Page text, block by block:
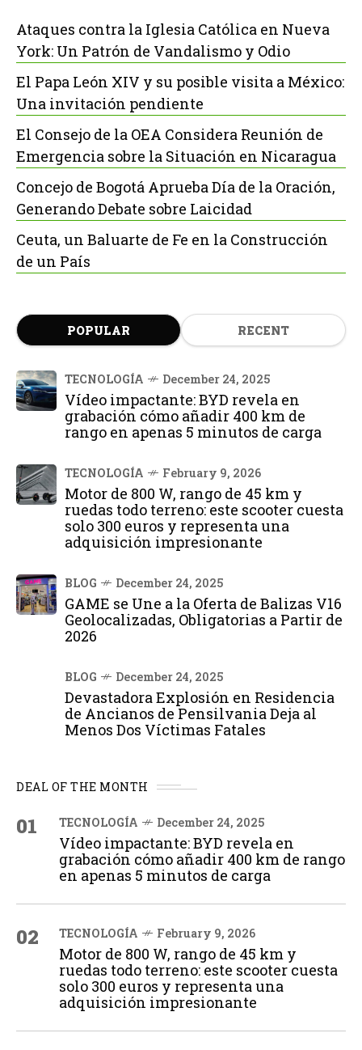
Ataques contra la Iglesia Católica en Nueva
York: Un Patrón de Vandalismo y Odio
El Papa León XIV y su posible visita a México:
Una invitación pendiente
El Consejo de la OEA Considera Reunión de
Emergencia sobre la Situación en Nicaragua
Concejo de Bogotá Aprueba Día de la Oración,
Generando Debate sobre Laicidad
Ceuta, un Baluarte de Fe en la Construcción
de un País
POPULAR RECENT
TECNOLOGÍA December 24, 2025
Vídeo impactante: BYD revela en
grabación cómo añadir 400 km de
rango en apenas 5 minutos de carga
TECNOLOGÍA February 9, 2026
Motor de 800 W, rango de 45 km y
ruedas todo terreno: este scooter cuesta
solo 300 euros y representa una
adquisición impresionante
BLOG December 24, 2025
GAME se Une a la Oferta de Balizas V16
Geolocalizadas, Obligatorias a Partir de
2026
BLOG December 24, 2025
Devastadora Explosión en Residencia
de Ancianos de Pensilvania Deja al
Menos Dos Víctimas Fatales
DEAL OF THE MONTH
01 TECNOLOGÍA December 24, 2025
Vídeo impactante: BYD revela en
grabación cómo añadir 400 km de rango
en apenas 5 minutos de carga
02 TECNOLOGÍA February 9, 2026
Motor de 800 W, rango de 45 km y
ruedas todo terreno: este scooter cuesta
solo 300 euros y representa una
adquisición impresionante